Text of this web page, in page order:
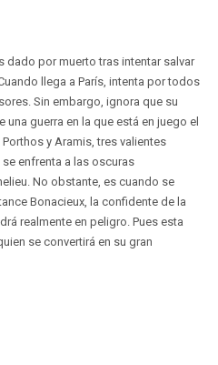
dado por muerto tras intentar salvar
llega a París, intenta por todos
Sin embargo, ignora que su
guerra en la que está en juego el
y Aramis, tres valientes
enfrenta a las oscuras
No obstante, es cuando se
Bonacieux, la confidente de la
realmente en peligro. Pues esta
se convertirá en su gran